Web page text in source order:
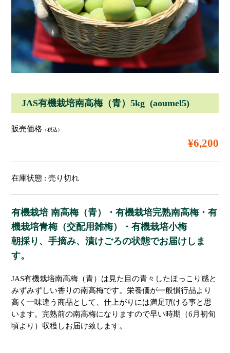
JAS有機栽培南高梅（青）5kg (aoumel5)
販売価格 （税込）
¥6,200
在庫状態 : 売り切れ
有機栽培 南高梅（青）・有機栽培完熟南高梅・有
機栽培青梅（交配用雑梅）・有機栽培小梅
朝採り、手摘み、漬けごろの状態でお届けしま
す。
JAS有機栽培南高梅（青）は見た目の青々したほっこり感と
みずみずしい香りの南高梅です。栄養価が一般慣行品より
高く一味違う商品として、仕上がりには満足頂ける事と思
います。完熟前の南高梅になりますので早い時期（6月初旬
頃より）収穫しお届け致します。